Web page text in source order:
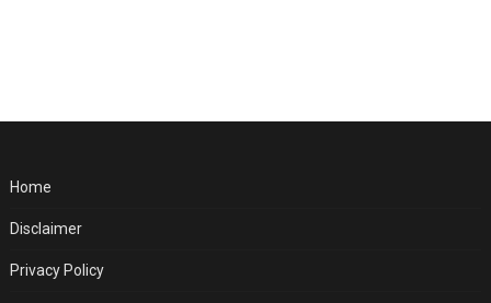
Home
Disclaimer
Privacy Policy